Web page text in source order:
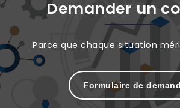
Demander un
Parce que chaque situation
Formulaire de